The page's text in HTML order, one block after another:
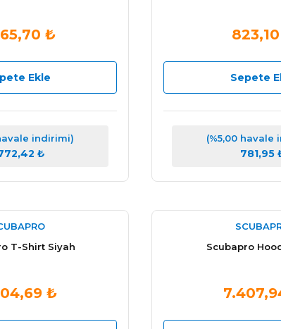
₺
Ekle
indirimi)
₺
Sepete
(%5,00 havale
781,95
T-Shirt Siyah
₺
Scubapro